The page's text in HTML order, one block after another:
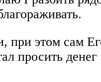
при этом сам
просить